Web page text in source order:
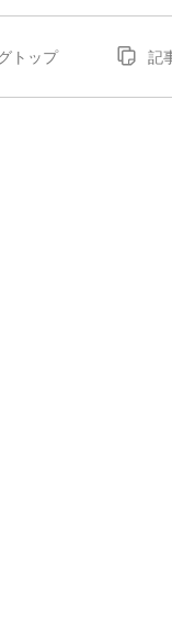
トップ 記